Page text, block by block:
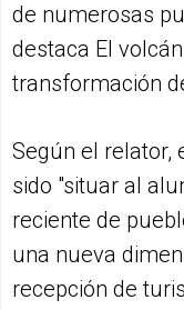
de numerosas
destaca El
transformación
Según el relator,
sido "situar al
reciente de
una nueva
recepción de